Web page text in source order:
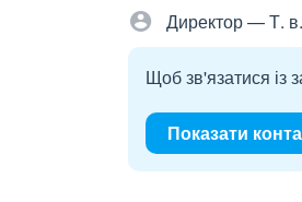
Директор — Т.
Щоб зв'язатися із
Показати